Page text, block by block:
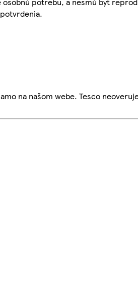
na našom webe. Tesco